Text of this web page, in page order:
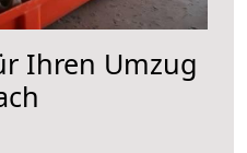
Ihren Umzug